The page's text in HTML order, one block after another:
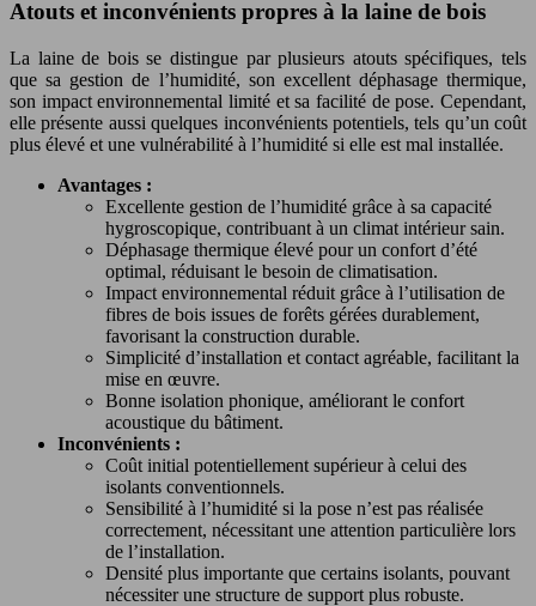
Atouts et inconvénients propres à la laine de bois
La laine de bois se distingue par plusieurs atouts spécifiques, tels
que sa gestion de l’humidité, son excellent déphasage thermique,
son impact environnemental limité et sa facilité de pose. Cependant,
elle présente aussi quelques inconvénients potentiels, tels qu’un coût
plus élevé et une vulnérabilité à l’humidité si elle est mal installée.
Avantages :
Excellente gestion de l’humidité grâce à sa capacité
hygroscopique, contribuant à un climat intérieur sain.
Déphasage thermique élevé pour un confort d’été
optimal, réduisant le besoin de climatisation.
Impact environnemental réduit grâce à l’utilisation de
fibres de bois issues de forêts gérées durablement,
favorisant la construction durable.
Simplicité d’installation et contact agréable, facilitant la
mise en œuvre.
Bonne isolation phonique, améliorant le confort
acoustique du bâtiment.
Inconvénients :
Coût initial potentiellement supérieur à celui des
isolants conventionnels.
Sensibilité à l’humidité si la pose n’est pas réalisée
correctement, nécessitant une attention particulière lors
de l’installation.
Densité plus importante que certains isolants, pouvant
nécessiter une structure de support plus robuste.